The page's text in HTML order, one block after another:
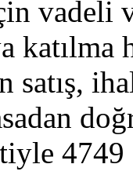
vadeli
katılma
satış,
4749